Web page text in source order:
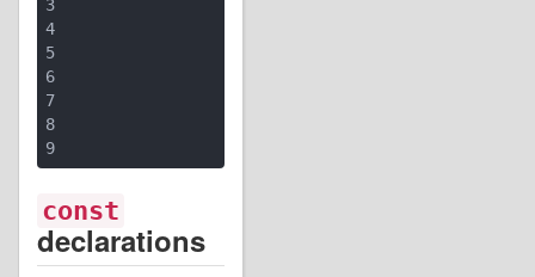
3
4
5
6
7
8
const
declarations